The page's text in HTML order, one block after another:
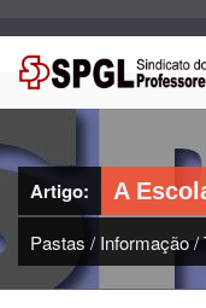
Artigo: A
Pastas / Informação/